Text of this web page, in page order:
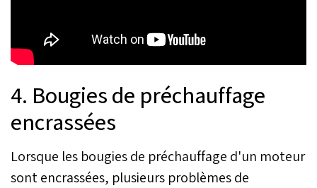
4. Bougies de préchauffage
encrassées
Lorsque les bougies de préchauffage d'un moteur
sont encrassées, plusieurs problèmes de